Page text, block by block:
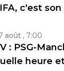
c'est
août , 7:00
: PSG-
heure